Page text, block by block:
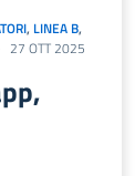
, LINEA B,
27 OTT 2025